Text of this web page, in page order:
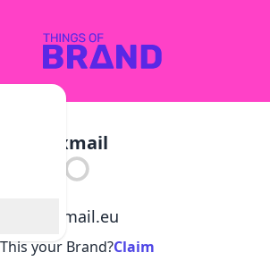
Flexmail
flexmail.eu
your Brand?Claim